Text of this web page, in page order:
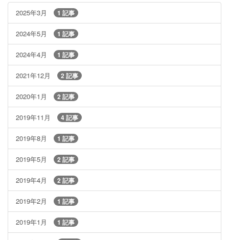
2025年3月 1 記事
2024年5月 1 記事
2024年4月 1 記事
2021年12月 2 記事
2020年1月 2 記事
2019年11月 4 記事
2019年8月 1 記事
2019年5月 2 記事
2019年4月 2 記事
2019年2月 1 記事
2019年1月 1 記事